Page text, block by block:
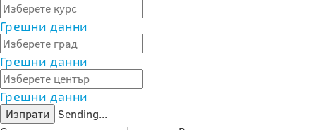
Грешни данни
Грешни данни
Грешни данни
Изпрати
Sending...